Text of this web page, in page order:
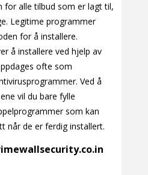
for alle tilbud som er lagt til,
Legitime programmer
for å installere.
å installere ved hjelp av
ofte som
Ved å
vil du bare fylle
som kan
når de er ferdig installert.